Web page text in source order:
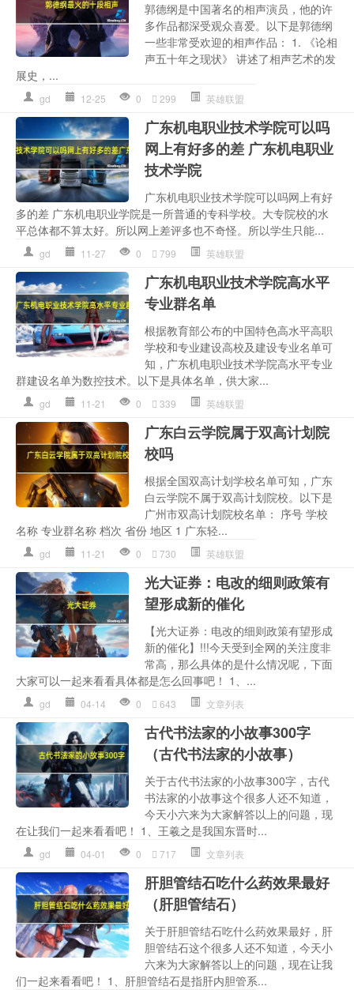
郭德纲是中国著名的相声演员，他的许
多作品都深受观众喜爱。以下是郭德纲
一些非常受欢迎的相声作品： 1. 《论相
声五十年之现状》 讲述了相声艺术的发
展史，...
gd 12-25 0 299 英雄联盟
广东机电职业技术学院可以吗
网上有好多的差 广东机电职业
技术学院
广东机电职业技术学院可以吗网上有好
多的差 广东机电职业学院是一所普通的专科学校。大专院校的水
平总体都不算太好。所以网上差评多也不奇怪。所以学生只能...
gd 11-27 0 799 英雄联盟
广东机电职业技术学院高水平
专业群名单
根据教育部公布的中国特色高水平高职
学校和专业建设高校及建设专业名单可
知，广东机电职业技术学院高水平专业
群建设名单为数控技术。以下是具体名单，供大家...
gd 11-21 0 339 英雄联盟
广东白云学院属于双高计划院
校吗
根据全国双高计划学校名单可知，广东
白云学院不属于双高计划院校。以下是
广州市双高计划院校名单： 序号 学校
名称 专业群名称 档次 省份 地区 1 广东轻...
gd 11-21 0 730 英雄联盟
光大证券：电改的细则政策有
望形成新的催化
【光大证券：电改的细则政策有望形成
新的催化】!!!今天受到全网的关注度非
常高，那么具体的是什么情况呢，下面
大家可以一起来看看具体都是怎么回事吧！ 1、...
gd 04-14 0 643 文章列表
古代书法家的小故事300字
（古代书法家的小故事）
关于古代书法家的小故事300字，古代
书法家的小故事这个很多人还不知道，
今天小六来为大家解答以上的问题，现
在让我们一起来看看吧！ 1、王羲之是我国东晋时...
gd 04-01 0 717 文章列表
肝胆管结石吃什么药效果最好
（肝胆管结石）
关于肝胆管结石吃什么药效果最好，肝
胆管结石这个很多人还不知道，今天小
六来为大家解答以上的问题，现在让我
们一起来看看吧！ 1、肝胆管结石是指肝内胆管系...